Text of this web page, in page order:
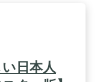
日本人